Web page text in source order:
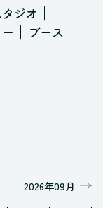
ジオ
ブース
2026年09月